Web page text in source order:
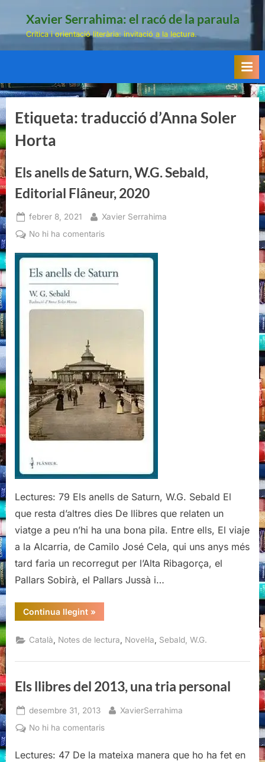
Xavier Serrahima: el racó de la paraula
Crítica i orientació literària: invitació a la lectura.
Etiqueta:traducció d’Anna Soler
Horta
Els anells de Saturn, W.G. Sebald,
Editorial Flâneur, 2020
Posted
on
febrer 8, 2021 By
Xavier Serrahima
No hi ha comentarisa
anells
de
Saturn,
Lectures: 79 Els anells de Saturn, W.G. Sebald El
que resta d’altres dies De llibres que relaten un
viatge a peu n’hi ha una bona pila. Entre ells, El viaje
a la Alcarria, de Camilo José Cela, qui uns anys més
tard faria un recorregut per l’Alta Ribagorça, el
Pallars Sobirà, el Pallars Jussà i…
Continua llegint“Els
anells
Saturn,
W.G.
Editorial
»
Català Notes de lectura Novel·la Sebald, W.G.
Els llibres del 2013, una tria personal
Posted
on
desembre 31, 2013 By
XavierSerrahima
No hi ha comentarisa
llibres
Lectures: 47 De la mateixa manera que ho ha fet en